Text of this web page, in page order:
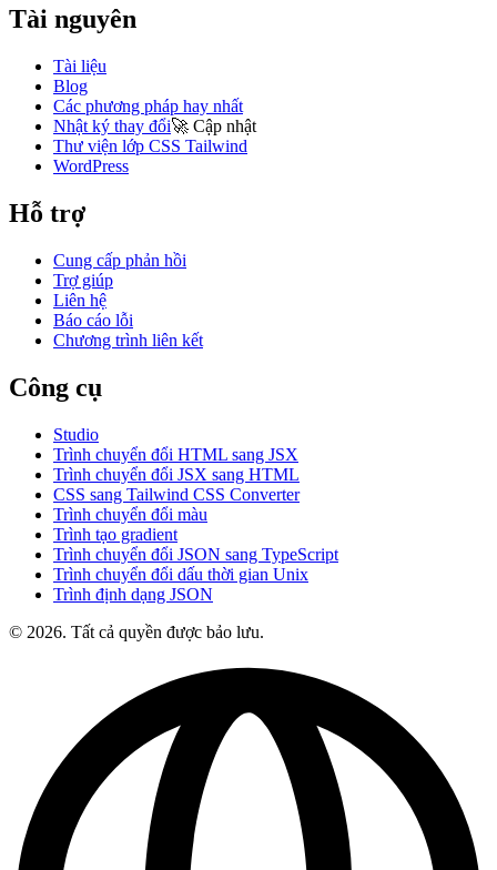
Tài nguyên
Tài liệu
Blog
Các phương pháp hay nhất
Nhật ký thay đổi🚀 Cập nhật
Thư viện lớp CSS Tailwind
WordPress
Hỗ trợ
Cung cấp phản hồi
Trợ giúp
Liên hệ
Báo cáo lỗi
Chương trình liên kết
Công cụ
Studio
Trình chuyển đổi HTML sang JSX
Trình chuyển đổi JSX sang HTML
CSS sang Tailwind CSS Converter
Trình chuyển đổi màu
Trình tạo gradient
Trình chuyển đổi JSON sang TypeScript
Trình chuyển đổi dấu thời gian Unix
Trình định dạng JSON
© 2026. Tất cả quyền được bảo lưu.